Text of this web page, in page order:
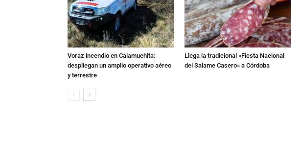
Voraz incendio en Calamuchita:
despliegan un amplio operativo aéreo
y terrestre
Llega la tradicional «Fiesta Nacional
del Salame Casero» a Córdoba